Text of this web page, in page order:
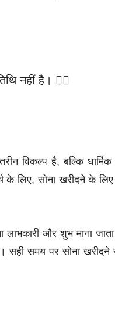
नहीं है। 🙅‍♂️
विकल्प है, बल्कि
के लिए, सोना खरीदने के
और शुभ माना
सही समय पर सोना